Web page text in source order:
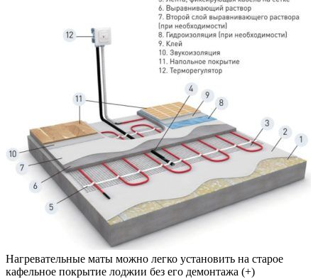
Нагревательные маты можно легко установить на старое
кафельное покрытие лоджии без его демонтажа (+)